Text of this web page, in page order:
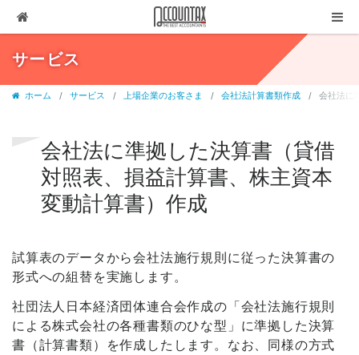
代表ブログ
企業情報
採用情報
03-3237-1311
お問合せ
有料相談
サービス
ホーム サービス 上場企業のお客さま 会社法計算書類作成 会社法に
会社法に準拠した決算書（貸借
対照表、損益計算書、株主資本
変動計算書）作成
試算表のデータから会社法施行規則に従った決算書の
形式への組替を実施します。
社団法人日本経済団体連合会作成の「会社法施行規則
による株式会社の各種書類のひな型」に準拠した決算
書（計算書類）を作成したします。なお、同様の方式